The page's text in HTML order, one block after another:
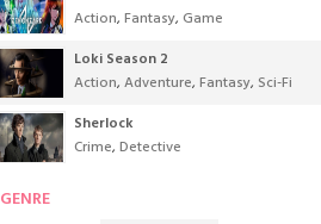
Action, Fantasy, Game
Loki Season 2
Action, Adventure, Fantasy, Sci-Fi
Sherlock
Crime, Detective
GENRE